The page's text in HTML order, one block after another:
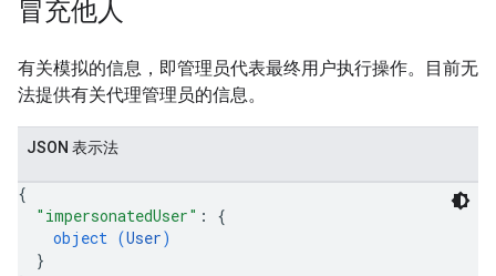
冒充他人
有关模拟的信息，即管理员代表最终用户执行操作。目前无
法提供有关代理管理员的信息。
JSON 表示法
{
"impersonatedUser" : {
object (User)
}